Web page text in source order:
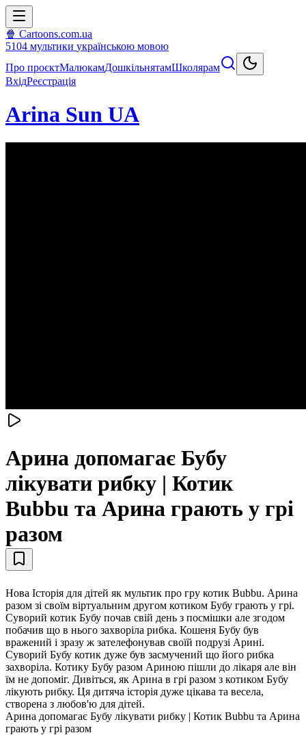
🍿 Cartoons.com.ua
5104 мультики українською мовою
Про проєктМалюкамДошкільнятамШколярам
ВхідРеєстрація
Arina Sun UA
Арина допомагає Бубу
лікувати рибку | Котик
Bubbu та Арина грають у грі
разом
Нова Історія для дітей як мультик про гру котик Bubbu. Арина
разом зі своїм віртуальним другом котиком Бубу грають у грі.
Суворий котик Бубу почав свій день з посмішки але згодом
побачив що в нього захворіла рибка. Кошеня Бубу був
вражений і зразу ж зателефонував своїй подрузі Арині.
Суворий Бубу котик дуже був засмучений що його рибка
захворіла. Котику Бубу разом Ариною пішли до лікаря але він
їм не допоміг. Дивіться, як Арина в грі разом з котиком Бубу
лікують рибку. Ця дитяча історія дуже цікава та весела,
створена з любов'ю для дітей.
Арина допомагає Бубу лікувати рибку | Котик Bubbu та Арина
грають у грі разом